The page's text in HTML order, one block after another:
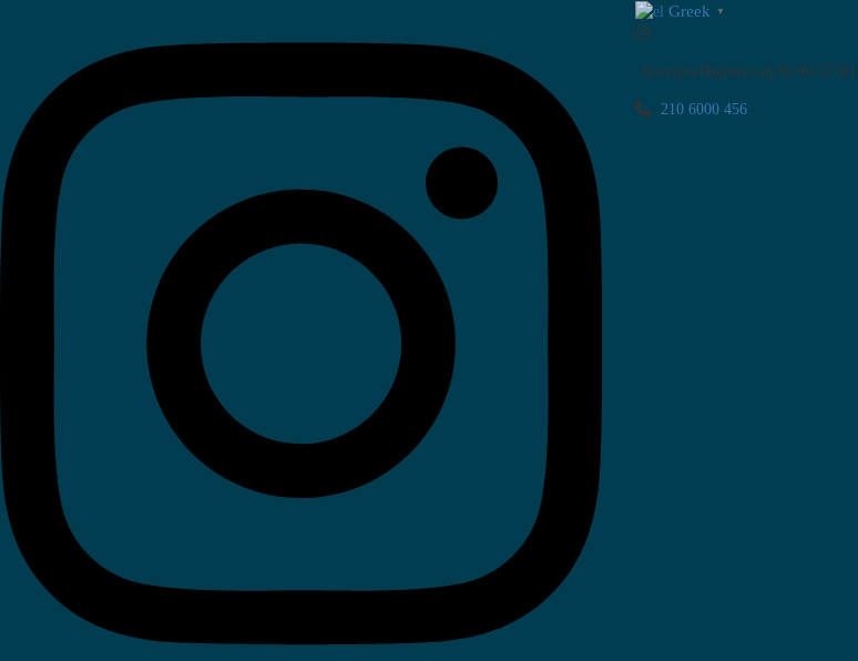
Greek ▼
Δευτέρα-Παρασκευή 09:00-17:00
210 6000 456